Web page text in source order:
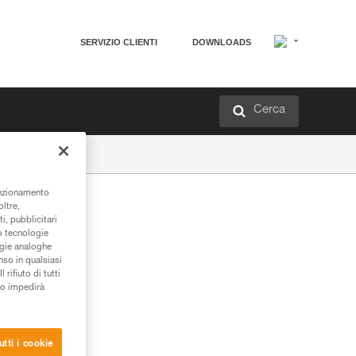
SERVIZIO CLIENTI DOWNLOADS
Cerca
pubblicitari
tecnologie
analoghe
in qualsiasi
rifiuto di tutti
impedirà
i cookie